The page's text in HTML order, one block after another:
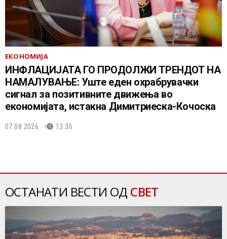
ЕКОНОМИЈА
ИНФЛАЦИЈАТА ГО ПРОДОЛЖИ ТРЕНДОТ НА
НАМАЛУВАЊЕ: Уште еден охрабрувачки
сигнал за позитивните движења во
економијата, истакна Димитриеска-Кочоска
07.08.2026. 13:36
ОСТАНАТИ ВЕСТИ ОД СВЕТ